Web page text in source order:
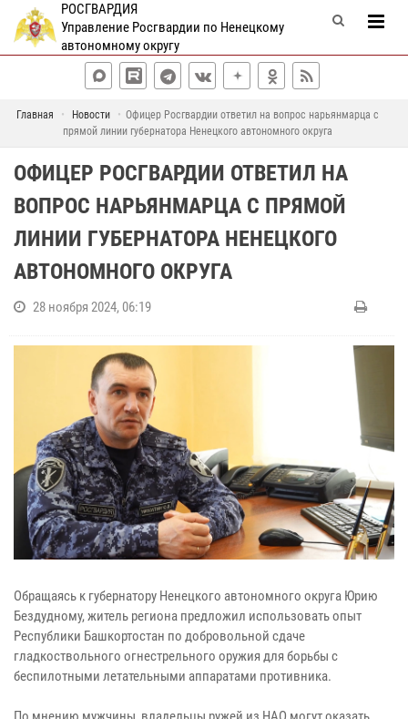
РОСГВАРДИЯ
Управление Росгвардии по Ненецкому
автономному округу
Главная Новости
Офицер Росгвардии ответил на вопрос нарьянмарца с
прямой линии губернатора Ненецкого автономного округа
ОФИЦЕР РОСГВАРДИИ ОТВЕТИЛ НА
ВОПРОС НАРЬЯНМАРЦА С ПРЯМОЙ
ЛИНИИ ГУБЕРНАТОРА НЕНЕЦКОГО
АВТОНОМНОГО ОКРУГА
28 ноября 2024, 06:19
Обращаясь к губернатору Ненецкого автономного округа Юрию
Бездудному, житель региона предложил использовать опыт
Республики Башкортостан по добровольной сдаче
гладкоствольного огнестрельного оружия для борьбы с
беспилотными летательными аппаратами противника.